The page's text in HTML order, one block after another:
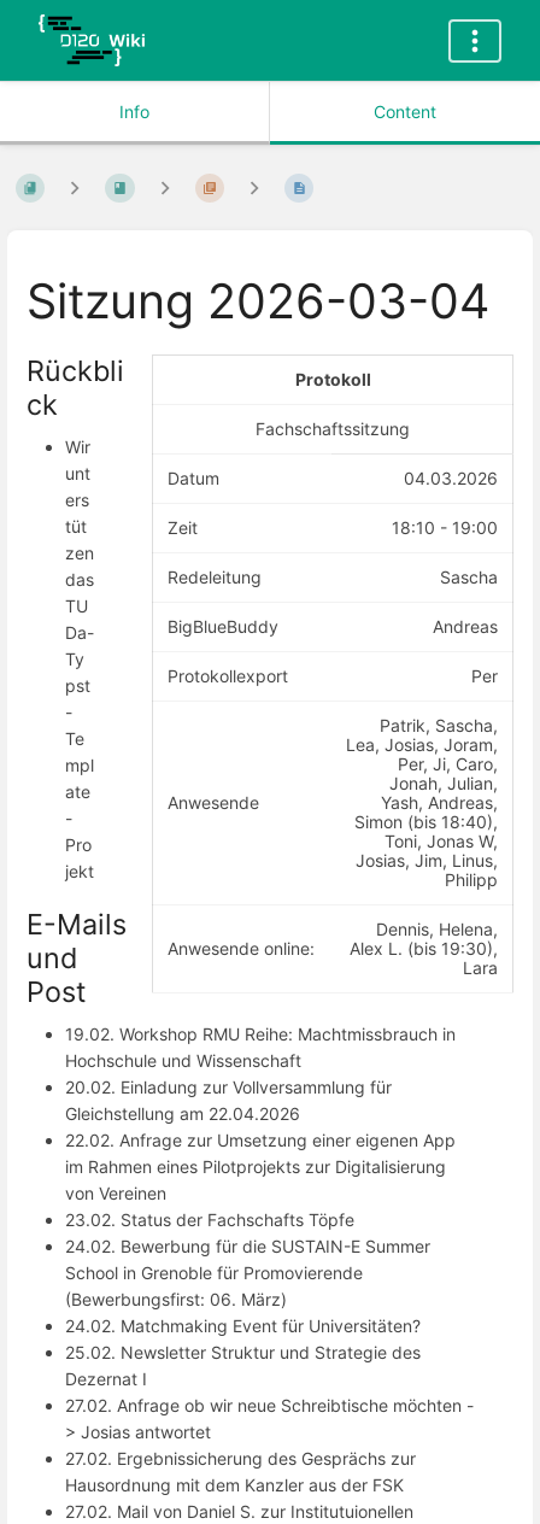
Info Content
Sitzung 2026-03-04
Protokoll
Fachschaftssitzung
Datum 04.03.2026
Zeit 18:10 - 19:00
Redeleitung Sascha
BigBlueBuddy Andreas
Protokollexport Per
Anwesende
Patrik, Sascha,
Lea, Josias, Joram,
Per, Ji, Caro,
Jonah, Julian,
Yash, Andreas,
Simon (bis 18:40),
Toni, Jonas W,
Josias, Jim, Linus,
Philipp
Anwesende online:
Dennis, Helena,
Alex L. (bis 19:30),
Lara
Rückbli
ck
Wir
unt
ers
tüt
zen
das
TU
Da-
Ty
pst
-
Te
mpl
ate
-
Pro
jekt
E-Mails
und
Post
19.02. Workshop RMU Reihe: Machtmissbrauch in
Hochschule und Wissenschaft
20.02. Einladung zur Vollversammlung für
Gleichstellung am 22.04.2026
22.02. Anfrage zur Umsetzung einer eigenen App
im Rahmen eines Pilotprojekts zur Digitalisierung
von Vereinen
23.02. Status der Fachschafts Töpfe
24.02. Bewerbung für die SUSTAIN-E Summer
School in Grenoble für Promovierende
(Bewerbungsfirst: 06. März)
24.02. Matchmaking Event für Universitäten?
25.02. Newsletter Struktur und Strategie des
Dezernat I
27.02. Anfrage ob wir neue Schreibtische möchten -
> Josias antwortet
27.02. Ergebnissicherung des Gesprächs zur
Hausordnung mit dem Kanzler aus der FSK
27.02. Mail von Daniel S. zur Institutuionellen